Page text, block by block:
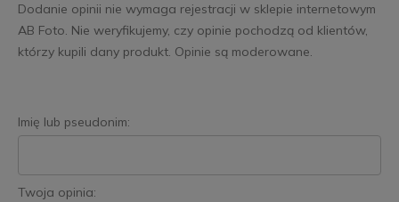
Dodanie opinii nie wymaga rejestracji w sklepie internetowym
AB Foto. Nie weryfikujemy, czy opinie pochodzą od klientów,
którzy kupili dany produkt. Opinie są moderowane.
Imię lub pseudonim:
Twoja opinia: